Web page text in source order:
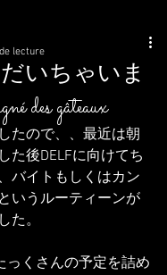
いちゃいま
des gâteaux
lecture
たので、、最近は朝
た後DELFに向けてち
バイトもしくはカン
いうルーティーンが
た。
っくさんの予定を詰め